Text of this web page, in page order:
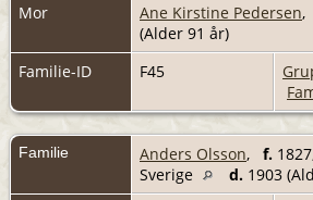
Mor
Ane Kirstine Pedersen,
(Alder 91 år)
Familie-ID
F45
Familie Anders Olsson, f.
Sverige
d. 1903